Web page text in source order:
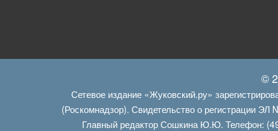
©
Сетевое издание «Жуковский.ру»
(Роскомнадзор). Свидетельство о регистрации
Главный редактор Сошкина Ю.Ю. Телефон: